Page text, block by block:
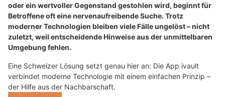
oder ein wertvoller Gegenstand gestohlen wird, beginnt für
Betroffene oft eine nervenaufreibende Suche. Trotz
moderner Technologien bleiben viele Fälle ungelöst – nicht
zuletzt, weil entscheidende Hinweise aus der unmittelbaren
Umgebung fehlen.
Eine Schweizer Lösung setzt genau hier an: Die App ivault
verbindet moderne Technologie mit einem einfachen Prinzip –
der Hilfe aus der Nachbarschaft.